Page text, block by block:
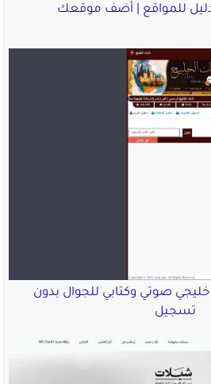
دليل للمواقع | أضف موقعك
صوتي وكتابي للجوال بدون
تسجيل